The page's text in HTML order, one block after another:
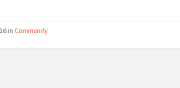
in Community